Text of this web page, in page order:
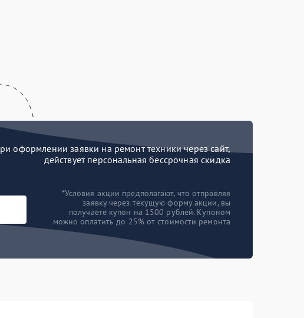
оформлении заявки на ремонт техники через сайт,
действует персональная бессрочная скидка
*Условия акции предполагают, что отправляя
заявку через текущую форму акции, вы
получаете купон на 1500 рублей. Купоном
можно оплатить до 25% от стоимости ремонта